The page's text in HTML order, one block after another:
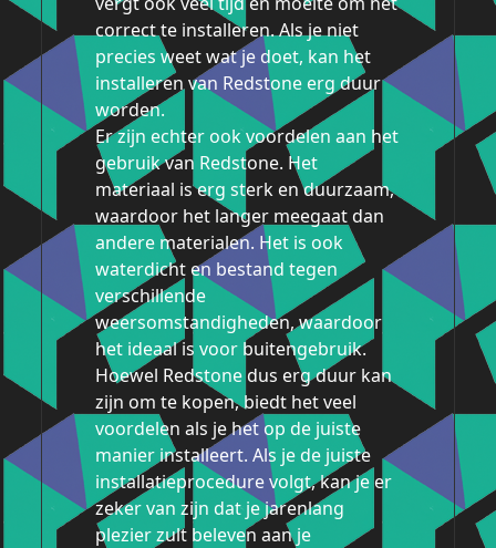
correct te installeren. Als je niet
precies weet wat je doet, kan het
installeren van Redstone erg duur
worden.
Er zijn echter ook voordelen aan het
gebruik van Redstone. Het
materiaal is erg sterk en duurzaam,
waardoor het langer meegaat dan
andere materialen. Het is ook
waterdicht en bestand tegen
verschillende
weersomstandigheden, waardoor
het ideaal is voor buitengebruik.
Hoewel Redstone dus erg duur kan
zijn om te kopen, biedt het veel
voordelen als je het op de juiste
manier installeert. Als je de juiste
installatieprocedure volgt, kan je er
zeker van zijn dat je jarenlang
plezier zult beleven aan je